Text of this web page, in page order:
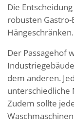
Die
robusten
Der Passagehof
dem anderen.
unterschiedliche
Zudem sollte